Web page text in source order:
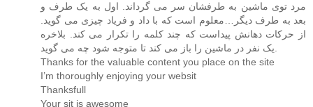
مرد توی ماشین به طرفشان سر می گرداند. اول به یک طرف و
بعد به طرف دیگر…معلوم است که با داد و فریاد چیزی می گوید.
از حرکات دهانش پیداست که چند کلمه را تکرار می کند. بلاخره
یک نفر در ماشین را باز می کند تا متوجه شود چه می گوید.
Thanks for the valuable content you place on the site
I’m thoroughly enjoying your websit
Thanksfull
Your sit is awesome